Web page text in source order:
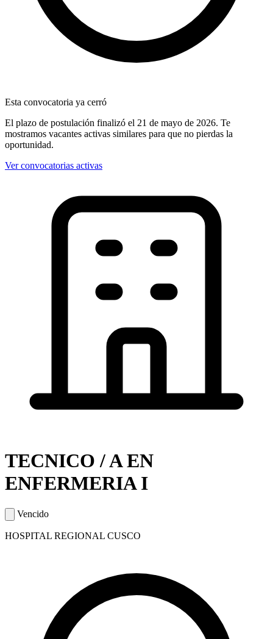
Esta convocatoria ya cerró
El plazo de postulación finalizó el 21 de mayo de 2026. Te
mostramos vacantes activas similares para que no pierdas la
oportunidad.
Ver convocatorias activas
TECNICO / A EN
ENFERMERIA I
Vencido
HOSPITAL REGIONAL CUSCO